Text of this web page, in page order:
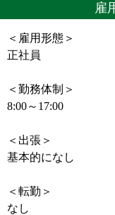
雇
＜雇用形態＞
正社員
＜勤務体制＞
8:00～17:00
＜出張＞
基本的になし
＜転勤＞
なし